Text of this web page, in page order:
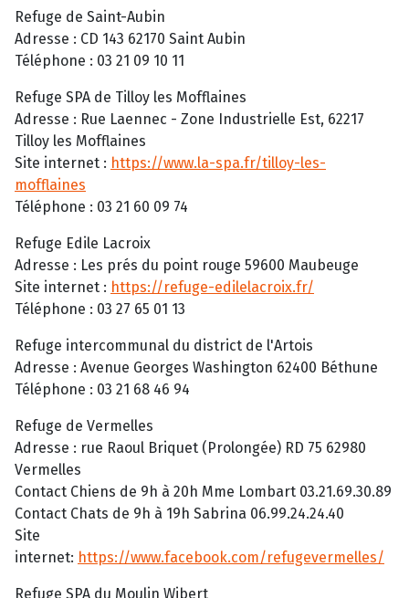
Refuge de Saint-Aubin
Adresse : CD 143 62170 Saint Aubin
Téléphone : 03 21 09 10 11
Refuge SPA de Tilloy les Mofflaines
Adresse : Rue Laennec - Zone Industrielle Est, 62217
Tilloy les Mofflaines
Site internet : https://www.la-spa.fr/tilloy-les-
mofflaines
Téléphone : 03 21 60 09 74
Refuge Edile Lacroix
Adresse : Les prés du point rouge 59600 Maubeuge
Site internet : https://refuge-edilelacroix.fr/
Téléphone : 03 27 65 01 13
Refuge intercommunal du district de l'Artois
Adresse : Avenue Georges Washington 62400 Béthune
Téléphone : 03 21 68 46 94
Refuge de Vermelles
Adresse : rue Raoul Briquet (Prolongée) RD 75 62980
Vermelles
Contact Chiens de 9h à 20h Mme Lombart 03.21.69.30.89
Contact Chats de 9h à 19h Sabrina 06.99.24.24.40
Site
internet: https://www.facebook.com/refugevermelles/
Refuge SPA du Moulin Wibert